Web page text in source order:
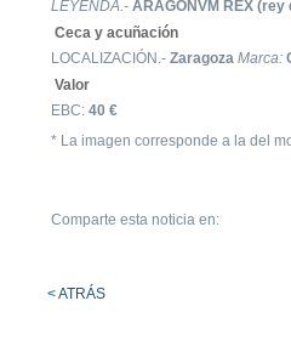
LEYENDA.- ARAGONVM REX (rey
Ceca y acuñación
LOCALIZACIÓN.- Zaragoza Marca:
Valor
EBC: 40 €
* La imagen corresponde a la del
Comparte esta noticia en:
< ATRÁS